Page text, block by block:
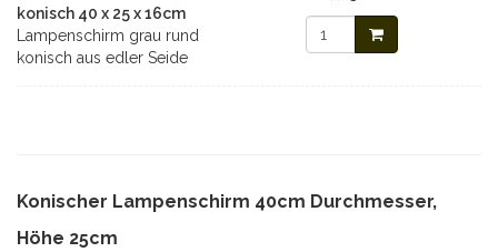
konisch 40 x 25 x 16cm
Lampenschirm grau rund
konisch aus edler Seide
Konischer Lampenschirm 40cm Durchmesser,
Höhe 25cm